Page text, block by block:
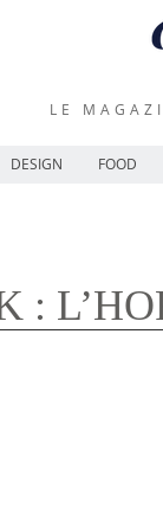
LE
DESIGN FOOD
: